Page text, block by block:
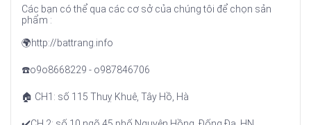
Các bạn có thể qua các cơ sở của chúng tôi để chọn sản
phẩm :
🌍http://battrang.info
☎️o9o8668229 - o987846706
🏠 CH1: số 115 Thuỵ Khuê, Tây Hồ, Hà